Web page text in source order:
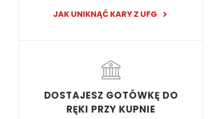
JAK UNIKNĄĆ KARY Z UFG
DOSTAJESZ GOTÓWKĘ DO
RĘKI PRZY KUPNIE